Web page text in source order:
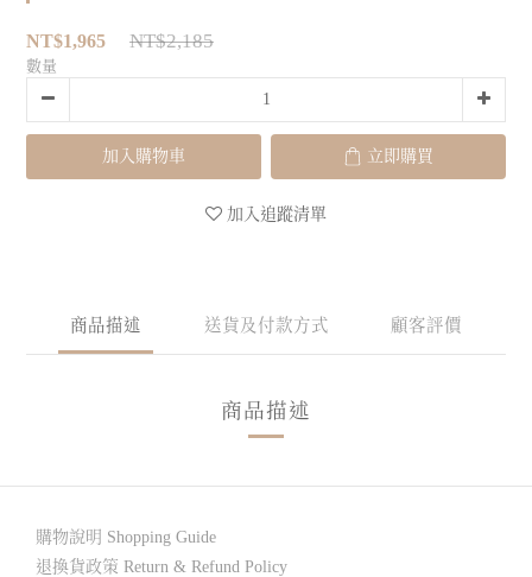
NT$1,965 NT$2,185
數量
加入購物車 立即購買
加入追蹤清單
商品描述 送貨及付款方式 顧客評價
商品描述
購物說明 Shopping Guide
退換貨政策 Return & Refund Policy